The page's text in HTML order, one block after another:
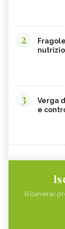
2
3
Verga
e
Riceverai